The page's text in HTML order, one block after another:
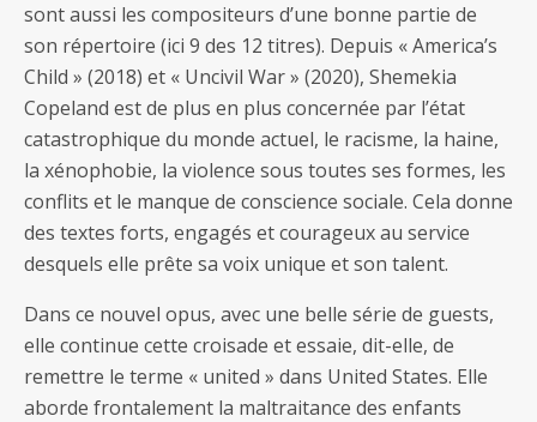
sont aussi les compositeurs d’une bonne partie de
son répertoire (ici 9 des 12 titres). Depuis « America’s
Child » (2018) et « Uncivil War » (2020), Shemekia
Copeland est de plus en plus concernée par l’état
catastrophique du monde actuel, le racisme, la haine,
la xénophobie, la violence sous toutes ses formes, les
conflits et le manque de conscience sociale. Cela donne
des textes forts, engagés et courageux au service
desquels elle prête sa voix unique et son talent.
Dans ce nouvel opus, avec une belle série de guests,
elle continue cette croisade et essaie, dit-elle, de
remettre le terme « united » dans United States. Elle
aborde frontalement la maltraitance des enfants